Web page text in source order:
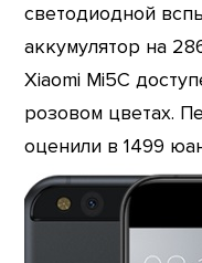
светодиодной
аккумулятор на
Xiaomi Mi5C
розовом цветах.
оценили в 1499